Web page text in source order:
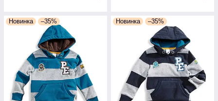
Новинка –35% Новинка –35%